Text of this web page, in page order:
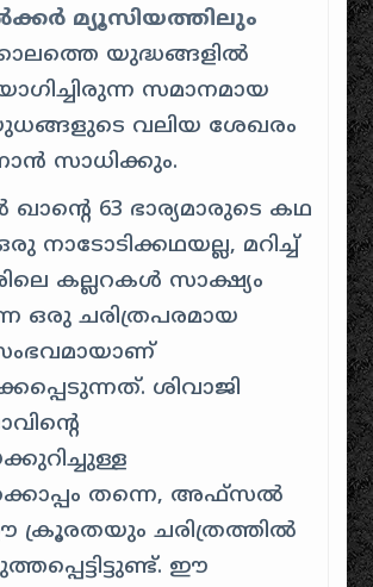
മ്യൂസിയത്തിലും
യുദ്ധങ്ങളിൽ
സമാനമായ
വലിയ ശേഖരം
സാധിക്കും.
63 ഭാര്യമാരുടെ കഥ
നാടോടിക്കഥയല്ല, മറിച്ച്
കല്ലറകൾ സാക്ഷ്യം
ഒരു ചരിത്രപരമായ
ശിവാജി
തന്നെ, അഫ്സൽ
ക്രൂരതയും ചരിത്രത്തിൽ
ഈ